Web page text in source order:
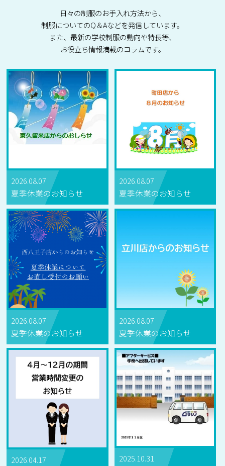
日々の制服のお手入れ方法から、
制服についてのQ＆Aなどを発信しています。
また、最新の学校制服の動向や特長等、
お役立ち情報満載のコラムです。
2026.08.07
夏季休業のお知らせ
2026.08.07
夏季休業のお知らせ
2026.08.07
夏季休業のお知らせ
2026.08.07
夏季休業のお知らせ
2026.04.17 2025.10.31